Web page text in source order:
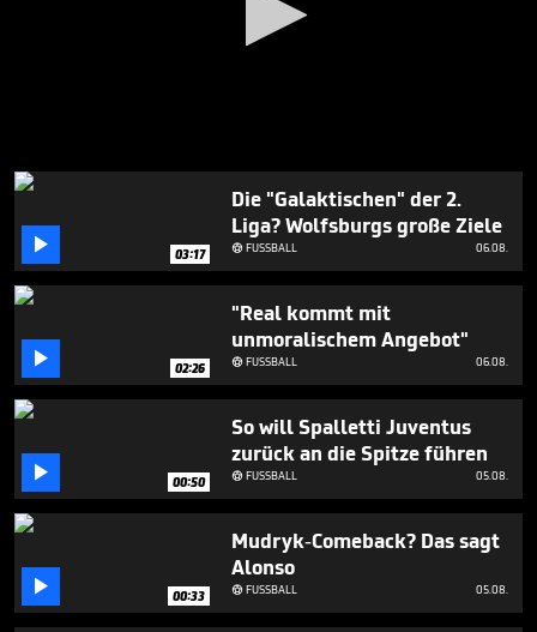
0
seconds
5
minutes,
56
seconds
 03:17
Die "Galaktischen" der 2.
Liga? Wolfsburgs große Ziele
FUSSBALL 06.08.
 02:26
"Real kommt mit
unmoralischem Angebot"
FUSSBALL 06.08.
 00:50
So will Spalletti Juventus
zurück an die Spitze führen
FUSSBALL 05.08.
 00:33
Mudryk-Comeback? Das sagt
Alonso
FUSSBALL 05.08.